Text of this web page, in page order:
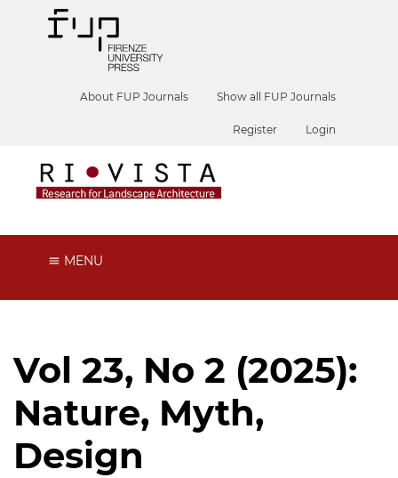
About FUP Journals Show all FUP Journals
Register Login
MENU
Vol 23, No 2 (2025):
Nature, Myth,
Design